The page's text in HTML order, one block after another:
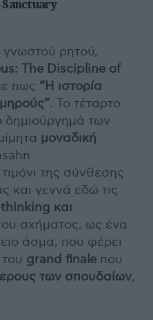
Sanctuary
ρητού,
The Discipline of
πως “Η ιστορία
. Το τέταρτο
δημιούργημά των
μοναδική
της σύνθεσης
και γεννά εδώ τις
και
σχήματος, ως ένα
άσμα, που φέρει
grand finale που
των σπουδαίων,